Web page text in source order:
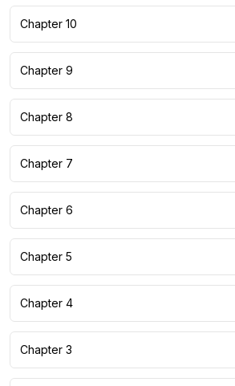
Chapter 10
Chapter 9
Chapter 8
Chapter 7
Chapter 6
Chapter 5
Chapter 4
Chapter 3